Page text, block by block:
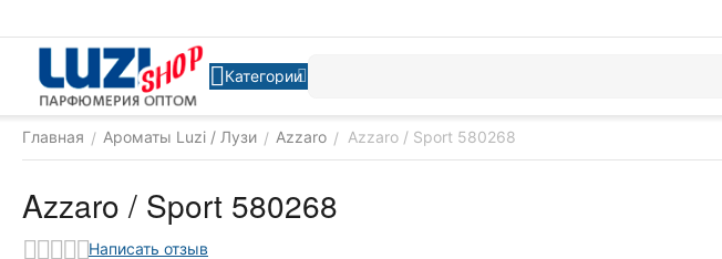
Категории
Главная / Ароматы Luzi / Лузи / Azzaro / Azzaro / Sport 580268
Azzaro / Sport 580268
Написать отзыв